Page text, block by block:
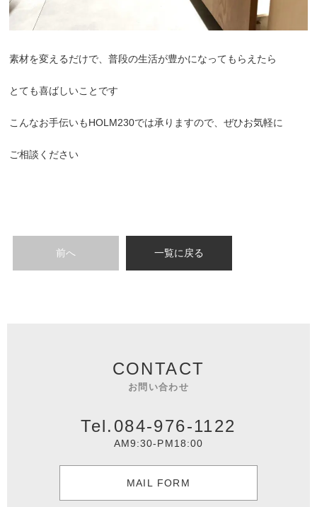
素材を変えるだけで、普段の生活が豊かになってもらえたら
とても喜ばしいことです
こんなお手伝いもHOLM230では承りますので、ぜひお気軽に
ご相談ください
前へ 一覧に戻る
CONTACT
お問い合わせ
Tel.084-976-1122
AM9:30-PM18:00
MAIL FORM